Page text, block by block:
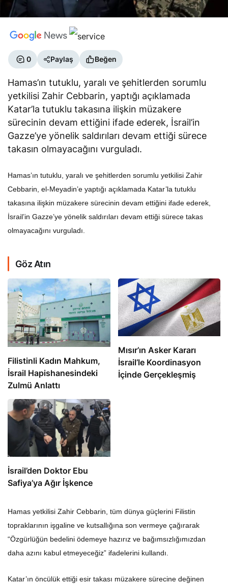
0 Paylaş Beğen
Hamas’ın tutuklu, yaralı ve şehitlerden sorumlu
yetkilisi Zahir Cebbarin, yaptığı açıklamada
Katar’la tutuklu takasına ilişkin müzakere
sürecinin devam ettiğini ifade ederek, İsrail’in
Gazze’ye yönelik saldırıları devam ettiği sürece
takasın olmayacağını vurguladı.
Hamas’ın tutuklu, yaralı ve şehitlerden sorumlu yetkilisi Zahir
Cebbarin, el-Meyadin’e yaptığı açıklamada Katar’la tutuklu
takasına ilişkin müzakere sürecinin devam ettiğini ifade ederek,
İsrail’in Gazze’ye yönelik saldırıları devam ettiği sürece takas
olmayacağını vurguladı.
Göz Atın
Filistinli Kadın Mahkum,
İsrail Hapishanesindeki
Zulmü Anlattı
Mısır’ın Asker Kararı
İsrail’le Koordinasyon
İçinde Gerçekleşmiş
İsrail’den Doktor Ebu
Safiya’ya Ağır İşkence
Hamas yetkilisi Zahir Cebbarin, tüm dünya güçlerini Filistin
topraklarının işgaline ve kutsallığına son vermeye çağırarak
“Özgürlüğün bedelini ödemeye hazırız ve bağımsızlığımızdan
daha azını kabul etmeyeceğiz” ifadelerini kullandı.
Katar’ın öncülük ettiği esir takası müzakere sürecine değinen